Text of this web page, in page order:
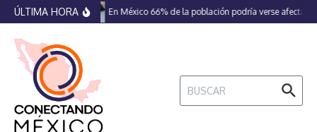
Saltar al contenido
ÚLTIMA HORA En México 66% de la población podría verse
Buscar: